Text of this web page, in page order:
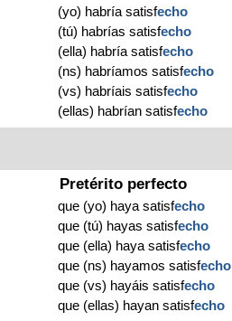
(yo) habría satisfecho
(tú) habrías satisfecho
(ella) habría satisfecho
(ns) habríamos satisfecho
(vs) habríais satisfecho
(ellas) habrían satisfecho
Pretérito perfecto
que (yo) haya satisfecho
que (tú) hayas satisfecho
que (ella) haya satisfecho
que (ns) hayamos satisfecho
que (vs) hayáis satisfecho
que (ellas) hayan satisfecho